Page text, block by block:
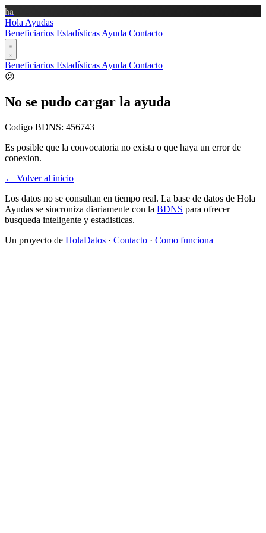
ha
Hola Ayudas
Beneficiarios Estadísticas Ayuda Contacto
Beneficiarios Estadísticas Ayuda Contacto
😕
No se pudo cargar la ayuda
Codigo BDNS: 456743
Es posible que la convocatoria no exista o que haya un error de
conexion.
← Volver al inicio
Los datos no se consultan en tiempo real. La base de datos de Hola
Ayudas se sincroniza diariamente con la BDNS para ofrecer
busqueda inteligente y estadisticas.
Un proyecto de HolaDatos · Contacto · Como funciona